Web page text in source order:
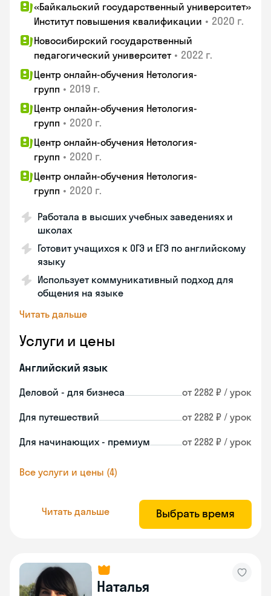
«Байкальский государственный университет»
Институт повышения квалификации • 2020 г.
Новосибирский государственный
педагогический университет • 2022 г.
Центр онлайн-обучения Нетология-
групп • 2019 г.
Центр онлайн-обучения Нетология-
групп • 2020 г.
Центр онлайн-обучения Нетология-
групп • 2020 г.
Центр онлайн-обучения Нетология-
групп • 2020 г.
Работала в высших учебных заведениях и
школах
Готовит учащихся к ОГЭ и ЕГЭ по английскому
языку
Использует коммуникативный подход для
общения на языке
Читать дальше
Услуги и цены
Английский язык
Деловой - для бизнеса от 2282 ₽ / урок
Для путешествий от 2282 ₽ / урок
Для начинающих - премиум от 2282 ₽ / урок
Все услуги и цены (4)
Читать дальше Выбрать время
Наталья